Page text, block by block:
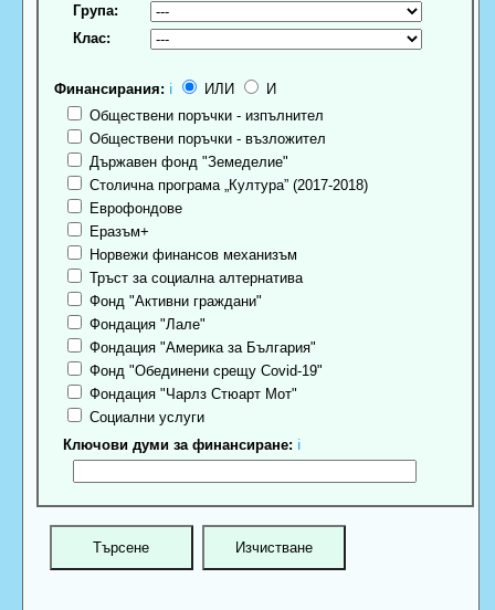
Група:
Клас:
Финансирания: ℹ ИЛИ
И
Обществени поръчки - изпълнител
Обществени поръчки - възложител
Държавен фонд "Земеделие"
Столична програма „Култура” (2017-2018)
Еврофондове
Еразъм+
Норвежи финансов механизъм
Тръст за социална алтернатива
Фонд "Активни граждани"
Фондация "Лале"
Фондация "Америка за България"
Фонд "Обединени срещу Covid-19"
Фондация "Чарлз Стюарт Мот"
Социални услуги
Ключови думи за финансиране: ℹ